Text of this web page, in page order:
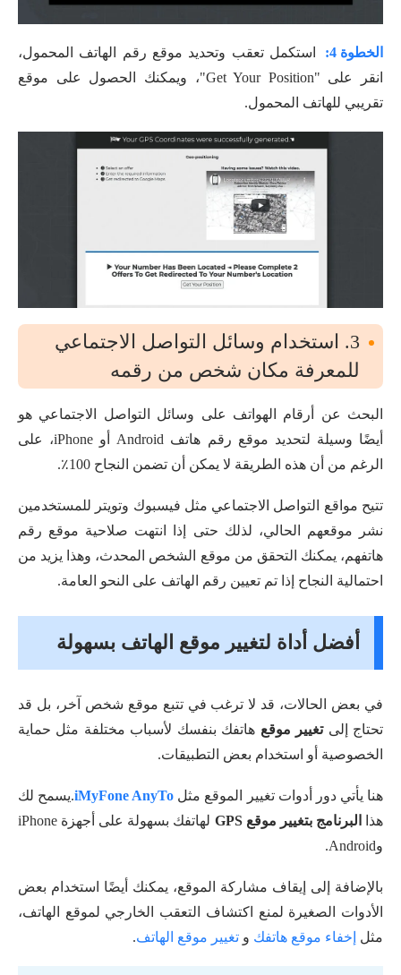
الخطوة 4:
استكمل تعقب وتحديد موقع رقم الهاتف المحمول،
انقر على "Get Your Position"، ويمكنك الحصول على موقع
تقريبي للهاتف المحمول.
3. استخدام وسائل التواصل الاجتماعي
للمعرفة مكان شخص من رقمه
البحث عن أرقام الهواتف على وسائل التواصل الاجتماعي هو
أيضًا وسيلة لتحديد موقع رقم هاتف Android أو iPhone، على
الرغم من أن هذه الطريقة لا يمكن أن تضمن النجاح 100٪.
تتيح مواقع التواصل الاجتماعي مثل فيسبوك وتويتر للمستخدمين
نشر موقعهم الحالي، لذلك حتى إذا انتهت صلاحية موقع رقم
هاتفهم، يمكنك التحقق من موقع الشخص المحدث، وهذا يزيد من
احتمالية النجاح إذا تم تعيين رقم الهاتف على النحو العامة.
أفضل أداة لتغيير موقع الهاتف بسهولة
في بعض الحالات، قد لا ترغب في تتبع موقع شخص آخر، بل قد
تحتاج إلىتغيير موقع هاتفك بنفسك لأسباب مختلفة مثل حماية
الخصوصية أو استخدام بعض التطبيقات.
هنا يأتي دور أدوات تغيير الموقع مثل iMyFone AnyTo.يسمح لك
هذا
البرنامج بتغيير موقع GPS
لهاتفك بسهولة على أجهزة iPhone
وAndroid.
بالإضافة إلى إيقاف مشاركة الموقع، يمكنك أيضًا استخدام بعض
الأدوات الصغيرة لمنع اكتشاف التعقب الخارجي لموقع الهاتف،
مثل إخفاء موقع هاتفك و تغيير موقع الهاتف.